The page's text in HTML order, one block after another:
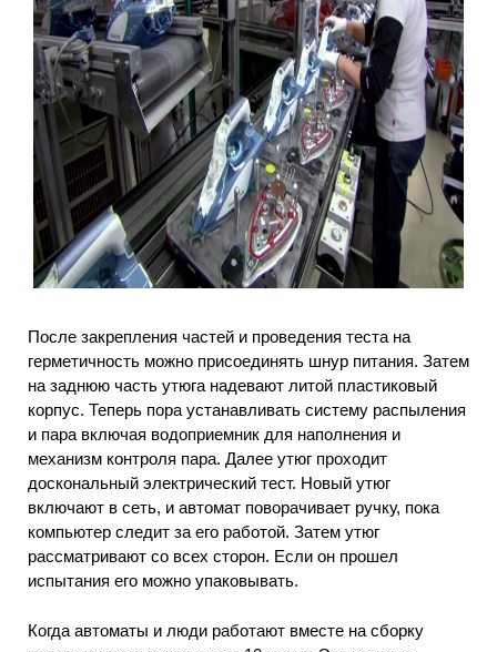
После закрепления частей и проведения теста на
герметичность можно присоединять шнур питания. Затем
на заднюю часть утюга надевают литой пластиковый
корпус. Теперь пора устанавливать систему распыления
и пара включая водоприемник для наполнения и
механизм контроля пара. Далее утюг проходит
доскональный электрический тест. Новый утюг
включают в сеть, и автомат поворачивает ручку, пока
компьютер следит за его работой. Затем утюг
рассматривают со всех сторон. Если он прошел
испытания его можно упаковывать.
Когда автоматы и люди работают вместе на сборку